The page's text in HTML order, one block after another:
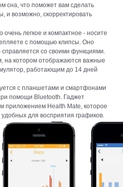
сна, что поможет вам сделать
и возможно, скорректировать
очень легкое и компактное - носите
с помощью клипсы. Оно
со своими функциями.
на котором отображаются важные
работающим до 14 дней
с планшетами и смартфонами
помощи Bluetooth. Гаджет
приложением Health Mate, которое
для восприятия графиков.